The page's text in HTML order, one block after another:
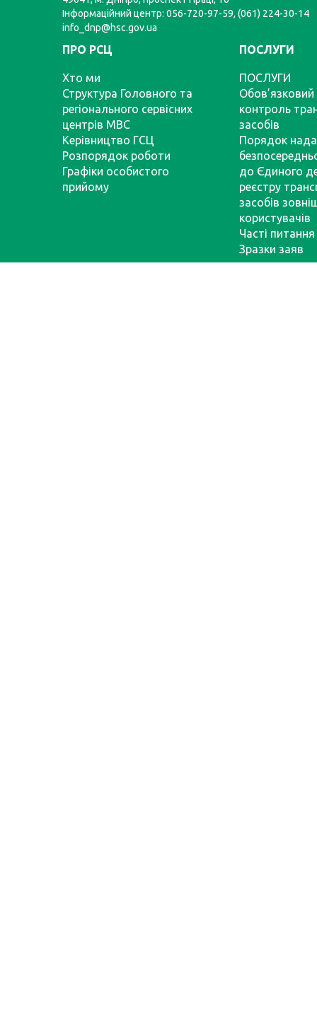
Інформаційний центр: 056-720-97-59, (061) 224-30-14
info_dnp@hsc.gov.ua
ПРО РСЦ
Хто ми
Структура Головного та
регіонального сервісних
центрів МВС
Керівництво ГСЦ
Розпорядок роботи
Графіки особистого
прийому
ПОСЛУГИ
ПОСЛУГИ
Обов’язковий
контроль
засобів
Порядок
до Єдиного
реєстру
засобів
користувачів
Часті питання
Зразки заяв